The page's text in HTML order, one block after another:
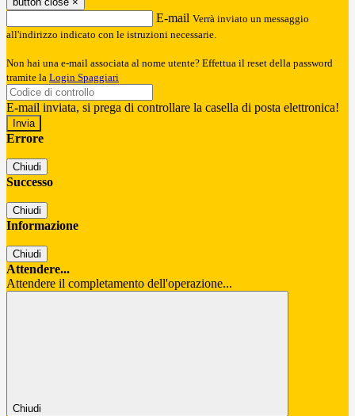
E-mail Verrà inviato un messaggio
all'indirizzo indicato con le istruzioni necessarie.
Non hai una e-mail associata al nome utente? Effettua il reset della password
tramite la Login Spaggiari
E-mail inviata, si prega di controllare la casella di posta elettronica!
Errore
Chiudi
Successo
Chiudi
Informazione
Chiudi
Attendere...
Attendere il completamento dell'operazione...
Chiudi